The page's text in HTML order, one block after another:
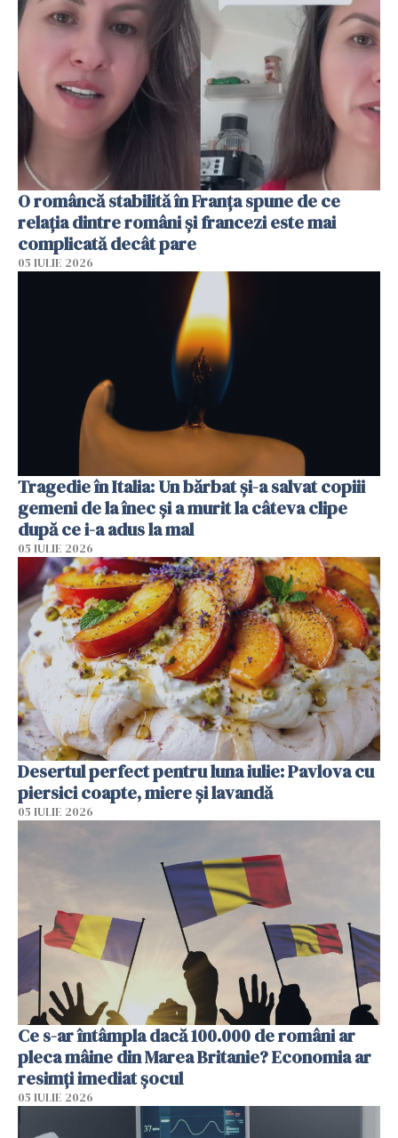
O româncă stabilită în Franța spune de ce
relația dintre români și francezi este mai
complicată decât pare
05 IULIE 2026
Tragedie în Italia: Un bărbat și-a salvat copiii
gemeni de la înec și a murit la câteva clipe
după ce i-a adus la mal
05 IULIE 2026
Desertul perfect pentru luna iulie: Pavlova cu
piersici coapte, miere și lavandă
05 IULIE 2026
Ce s-ar întâmpla dacă 100.000 de români ar
pleca mâine din Marea Britanie? Economia ar
resimți imediat șocul
05 IULIE 2026